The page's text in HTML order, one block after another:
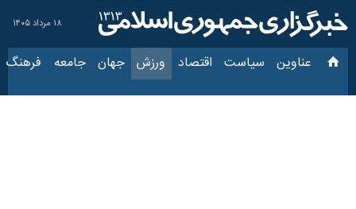
۱۸ مرداد ۱۴۰۵
عناوین‌ سیاست اقتصاد ورزش جهان جامعه فرهنگ